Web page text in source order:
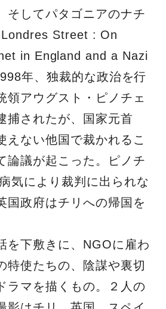
そしてパタゴニアのナチ
Street : On
in England and a Nazi
年、独裁的な政治を行
領アウグスト・ピノチェ
捕されたが、国家元首
えない他国で裁かれるこ
論議が起こった。ピノチ
気により裁判に出られな
国政府はチリへの帰国を
下敷きに、NGOに雇わ
特使たちの、陰謀や裏切
ラマを描くもの。２人の